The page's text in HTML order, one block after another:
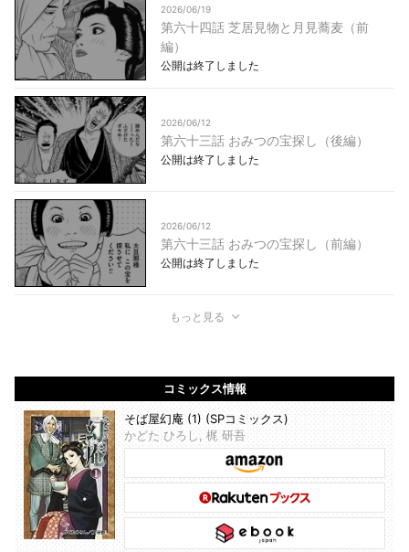
2026/06/19
第六十四話 芝居見物と月見蕎麦（前
編）
公開は終了しました
2026/06/12
第六十三話 おみつの宝探し（後編）
公開は終了しました
2026/06/12
第六十三話 おみつの宝探し（前編）
公開は終了しました
もっと見る
コミックス情報
そば屋幻庵 (1) (SPコミックス)
かどた ひろし, 梶 研吾